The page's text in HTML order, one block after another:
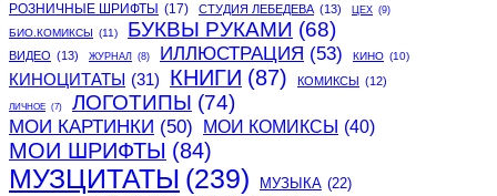
РОЗНИЧНЫЕ ШРИФТЫ (17) СТУДИЯ ЛЕБЕДЕВА (13) ЦЕХ (9)
БИО.КОМИКСЫ (11) БУКВЫ РУКАМИ (68)
ВИДЕО (13) ЖУРНАЛ (8) ИЛЛЮСТРАЦИЯ (53) КИНО (10)
КИНОЦИТАТЫ (31) КНИГИ (87) КОМИКСЫ (12)
ЛИЧНОЕ (7) ЛОГОТИПЫ (74)
МОИ КАРТИНКИ (50) МОИ КОМИКСЫ (40)
МОИ ШРИФТЫ (84)
МУЗЦИТАТЫ (239) МУЗЫКА (22)